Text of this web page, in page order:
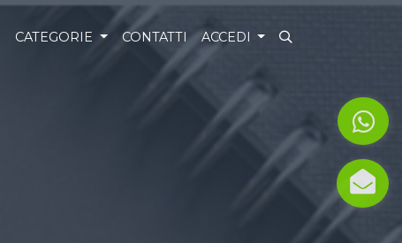
CATEGORIE CONTATTI ACCEDI